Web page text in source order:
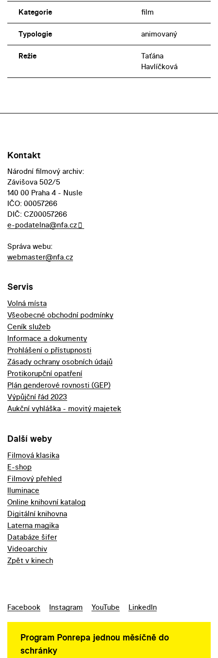
Kategorie film
Typologie animovaný
Režie
Taťána
Havlíčková
Kontakt
Národní filmový archiv:
Závišova 502/5
140 00 Praha 4 - Nusle
IČO: 00057266
DIČ: CZ00057266
e-podatelna@nfa.cz
Správa webu:
webmaster@nfa.cz
Servis
Volná místa
Všeobecné obchodní podmínky
Ceník služeb
Informace a dokumenty
Prohlášení o přístupnosti
Zásady ochrany osobních údajů
Protikorupční opatření
Plán genderové rovnosti (GEP)
Výpůjční řád 2023
Aukční vyhláška - movitý majetek
Další weby
Filmová klasika
E-shop
Filmový přehled
Iluminace
Online knihovní katalog
Digitální knihovna
Laterna magika
Databáze šifer
Videoarchiv
Zpět v kinech
Facebook Instagram YouTube LinkedIn
Program Ponrepa jednou měsíčně do
schránky